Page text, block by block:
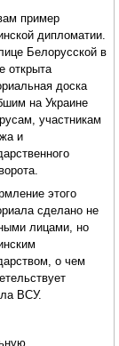
пример
дипломатии.
Белорусской в
открыта
доска
на Украине
участникам
и
этого
сделано не
лицами, но
о чем
ВСУ.